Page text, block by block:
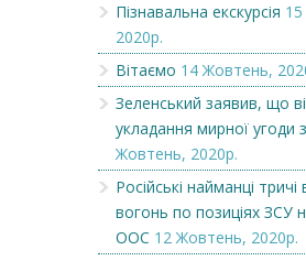
Пізнавальна екскурсія
2020р.
Вітаємо 14 Жовтень,
Зеленський заявив, що
укладання мирної угоди
Жовтень, 2020р.
Російські найманці тричі
вогонь по позиціях ЗСУ
ООС 12 Жовтень, 2020р.